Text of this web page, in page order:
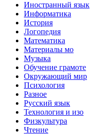
Иностранный язык
Информатика
История
Логопедия
Математика
Материалы мо
Музыка
Обучение грамоте
Окружающий мир
Психология
Разное
Русский язык
Технология и изо
Физкультура
Чтение